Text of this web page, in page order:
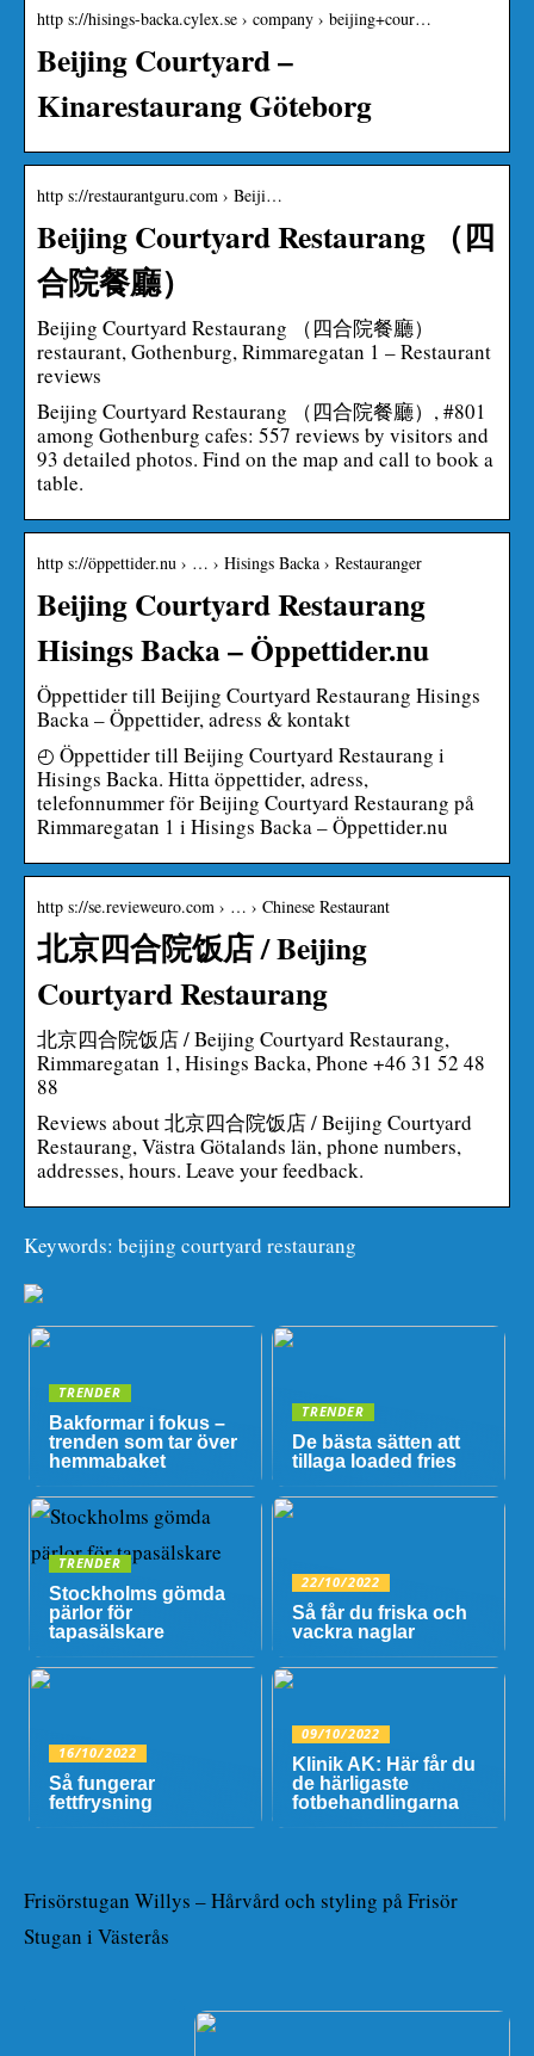
http s://hisings-backa.cylex.se › company › beijing+cour…
Beijing Courtyard –
Kinarestaurang Göteborg
http s://restaurantguru.com › Beiji…
Beijing Courtyard Restaurang （四
合院餐廳）
Beijing Courtyard Restaurang （四合院餐廳）
restaurant, Gothenburg, Rimmaregatan 1 – Restaurant
reviews
Beijing Courtyard Restaurang （四合院餐廳）, #801
among Gothenburg cafes: 557 reviews by visitors and
93 detailed photos. Find on the map and call to book a
table.
http s://öppettider.nu › … › Hisings Backa › Restauranger
Beijing Courtyard Restaurang
Hisings Backa – Öppettider.nu
Öppettider till Beijing Courtyard Restaurang Hisings
Backa – Öppettider, adress & kontakt
◴ Öppettider till Beijing Courtyard Restaurang i
Hisings Backa. Hitta öppettider, adress,
telefonnummer för Beijing Courtyard Restaurang på
Rimmaregatan 1 i Hisings Backa – Öppettider.nu
http s://se.revieweuro.com › … › Chinese Restaurant
北京四合院饭店 / Beijing
Courtyard Restaurang
北京四合院饭店 / Beijing Courtyard Restaurang,
Rimmaregatan 1, Hisings Backa, Phone +46 31 52 48
88
Reviews about 北京四合院饭店 / Beijing Courtyard
Restaurang, Västra Götalands län, phone numbers,
addresses, hours. Leave your feedback.
Keywords: beijing courtyard restaurang
TRENDER
Bakformar i fokus –
trenden som tar över
hemmabaket
TRENDER
De bästa sätten att
tillaga loaded fries
TRENDER
Stockholms gömda
pärlor för
tapasälskare
22/10/2022
Så får du friska och
vackra naglar
16/10/2022
Så fungerar
fettfrysning
09/10/2022
Klinik AK: Här får du
de härligaste
fotbehandlingarna
Frisörstugan Willys – Hårvård och styling på Frisör
Stugan i Västerås